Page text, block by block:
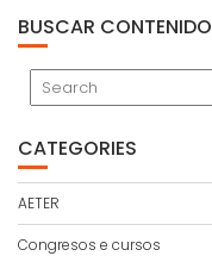
BUSCAR CONTENIDO
CATEGORIES
AETER
Congresos e cursos